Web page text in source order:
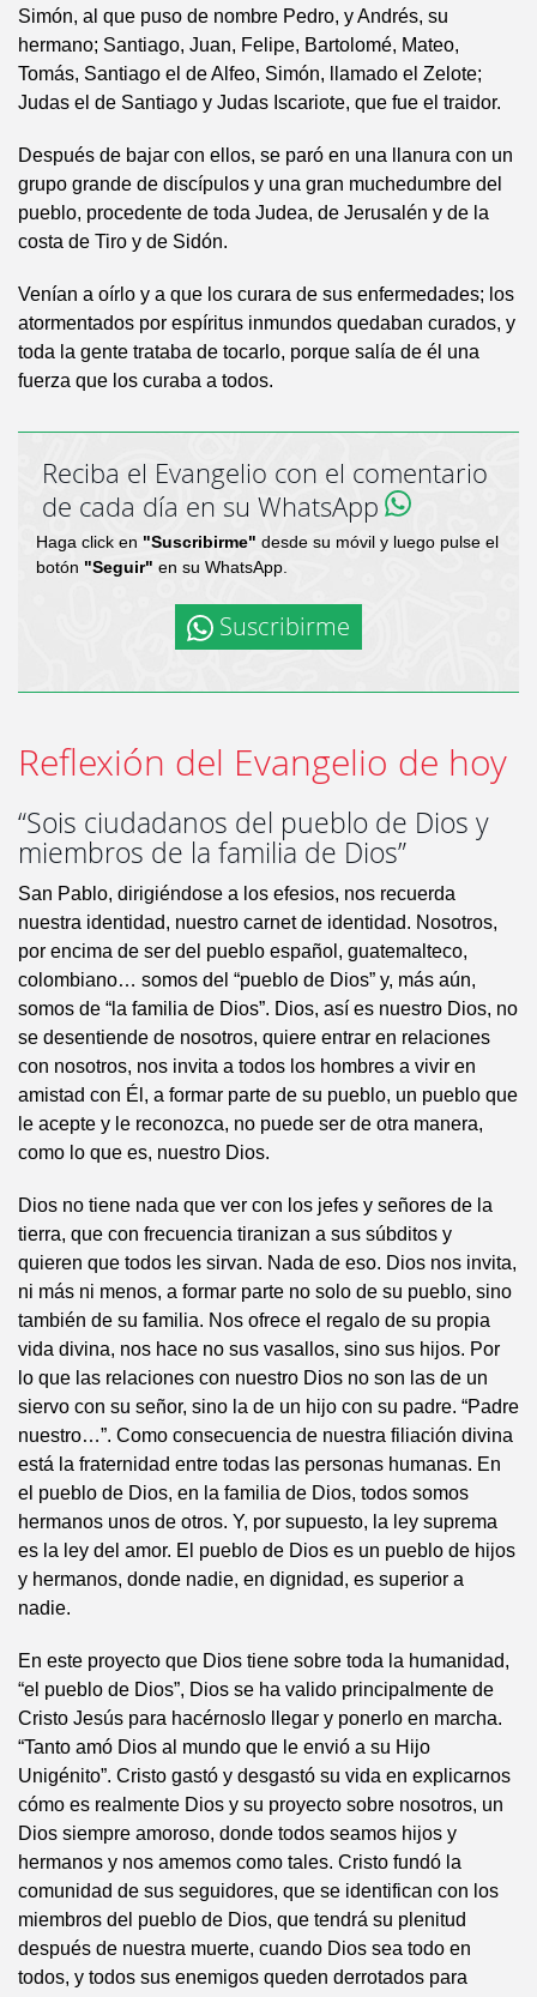
Simón, al que puso de nombre Pedro, y Andrés, su
hermano; Santiago, Juan, Felipe, Bartolomé, Mateo,
Tomás, Santiago el de Alfeo, Simón, llamado el Zelote;
Judas el de Santiago y Judas Iscariote, que fue el traidor.
Después de bajar con ellos, se paró en una llanura con un
grupo grande de discípulos y una gran muchedumbre del
pueblo, procedente de toda Judea, de Jerusalén y de la
costa de Tiro y de Sidón.
Venían a oírlo y a que los curara de sus enfermedades; los
atormentados por espíritus inmundos quedaban curados, y
toda la gente trataba de tocarlo, porque salía de él una
fuerza que los curaba a todos.
Reciba el Evangelio con el comentario
de cada día en su WhatsApp
Haga click en "Suscribirme" desde su móvil y luego pulse el
botón "Seguir" en su WhatsApp.
Suscribirme
Reflexión del Evangelio de hoy
“Sois ciudadanos del pueblo de Dios y
miembros de la familia de Dios”
San Pablo, dirigiéndose a los efesios, nos recuerda
nuestra identidad, nuestro carnet de identidad. Nosotros,
por encima de ser del pueblo español, guatemalteco,
colombiano… somos del “pueblo de Dios” y, más aún,
somos de “la familia de Dios”. Dios, así es nuestro Dios, no
se desentiende de nosotros, quiere entrar en relaciones
con nosotros, nos invita a todos los hombres a vivir en
amistad con Él, a formar parte de su pueblo, un pueblo que
le acepte y le reconozca, no puede ser de otra manera,
como lo que es, nuestro Dios.
Dios no tiene nada que ver con los jefes y señores de la
tierra, que con frecuencia tiranizan a sus súbditos y
quieren que todos les sirvan. Nada de eso. Dios nos invita,
ni más ni menos, a formar parte no solo de su pueblo, sino
también de su familia. Nos ofrece el regalo de su propia
vida divina, nos hace no sus vasallos, sino sus hijos. Por
lo que las relaciones con nuestro Dios no son las de un
siervo con su señor, sino la de un hijo con su padre. “Padre
nuestro…”. Como consecuencia de nuestra filiación divina
está la fraternidad entre todas las personas humanas. En
el pueblo de Dios, en la familia de Dios, todos somos
hermanos unos de otros. Y, por supuesto, la ley suprema
es la ley del amor. El pueblo de Dios es un pueblo de hijos
y hermanos, donde nadie, en dignidad, es superior a
nadie.
En este proyecto que Dios tiene sobre toda la humanidad,
“el pueblo de Dios”, Dios se ha valido principalmente de
Cristo Jesús para hacérnoslo llegar y ponerlo en marcha.
“Tanto amó Dios al mundo que le envió a su Hijo
Unigénito”. Cristo gastó y desgastó su vida en explicarnos
cómo es realmente Dios y su proyecto sobre nosotros, un
Dios siempre amoroso, donde todos seamos hijos y
hermanos y nos amemos como tales. Cristo fundó la
comunidad de sus seguidores, que se identifican con los
miembros del pueblo de Dios, que tendrá su plenitud
después de nuestra muerte, cuando Dios sea todo en
todos, y todos sus enemigos queden derrotados para